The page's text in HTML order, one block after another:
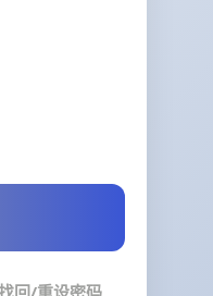
回/重设密码